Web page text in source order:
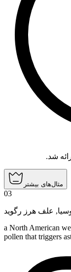
شد.
مثال‌های بیشتر
03
, علف هرز رگوید
a North American
pollen that triggers